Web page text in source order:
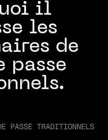
il
les
de
passe
PASSE TRADITIONNELS